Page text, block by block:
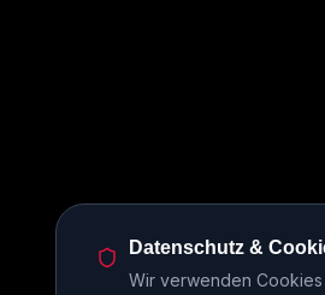
Datenschutz &
Wir verwenden